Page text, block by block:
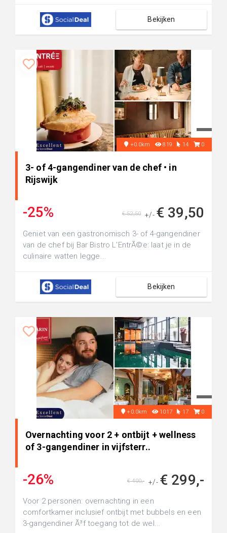
Bekijken
+0.0km 819 14 0
3- of 4-gangendiner van de chef • in
Rijswijk
-25% +/- € 39,50
€ 52,50
Geniet van een gastronomisch 3- of 4-gangendiner
van de chef bij Bar Bistro L'EntrÃ©e: laat je in de
culinaire watten legge...
Bekijken
+0.0km 1017 17 0
Overnachting voor 2 + ontbijt + wellness
of 3-gangendiner in vijfsterr..
-26% +/- € 299,-
€ 400,-
Voor 2 personen: overnachting in een
comfortkamer inclusief ontbijt met bubbels en een
3-gangendiner Ã³f toegang tot de wel...